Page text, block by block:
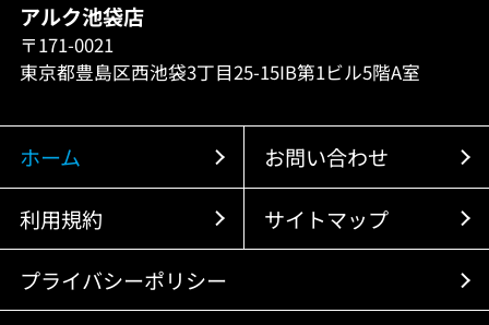
アルク池袋店
〒171-0021
東京都豊島区西池袋3丁目25-15IB第1ビル5階A室
ホーム お問い合わせ
利用規約 サイトマップ
プライバシーポリシー